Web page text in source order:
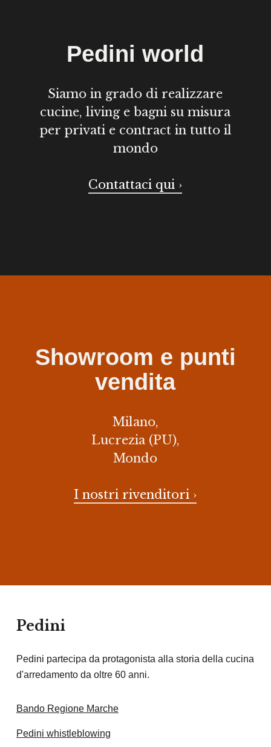
Pedini world
Siamo in grado di realizzare
cucine, living e bagni su misura
per privati e contract in tutto il
mondo
Contattaci qui ›
Showroom e punti
vendita
Milano,
Lucrezia (PU),
Mondo
I nostri rivenditori ›
Pedini
Pedini partecipa da protagonista alla storia della cucina
d'arredamento da oltre 60 anni.
Bando Regione Marche
Pedini whistleblowing